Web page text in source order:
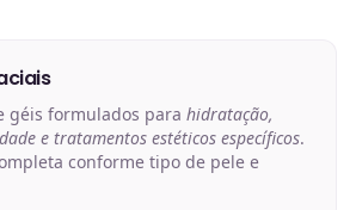
géis formulados para hidratação,
e tratamentos estéticos específicos.
conforme tipo de pele e